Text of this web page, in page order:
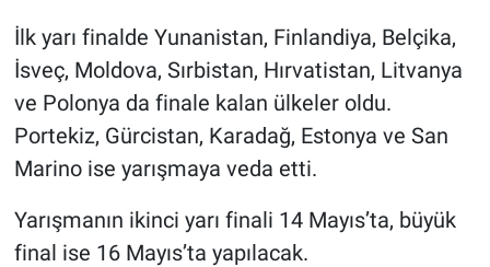
İlk yarı finalde Yunanistan, Finlandiya, Belçika,
İsveç, Moldova, Sırbistan, Hırvatistan, Litvanya
ve Polonya da finale kalan ülkeler oldu.
Portekiz, Gürcistan, Karadağ, Estonya ve San
Marino ise yarışmaya veda etti.
Yarışmanın ikinci yarı finali 14 Mayıs’ta, büyük
final ise 16 Mayıs’ta yapılacak.